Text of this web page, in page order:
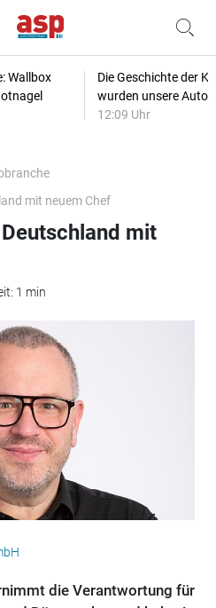
Wallbox
Die Geschichte der
wurden unsere
12:09 Uhr
mit neuem Chef
mit
1 min
die Verantwortung für